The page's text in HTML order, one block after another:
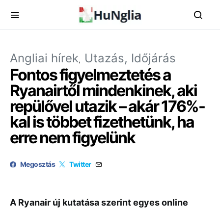
Angliai hírek Utazás, Időjárás
Fontos figyelmeztetés a
Ryanairtől mindenkinek, aki
repülővel utazik – akár 176%-
kal is többet fizethetünk, ha
erre nem figyelünk
Megosztás Twitter
A Ryanair új kutatása szerint egyes online